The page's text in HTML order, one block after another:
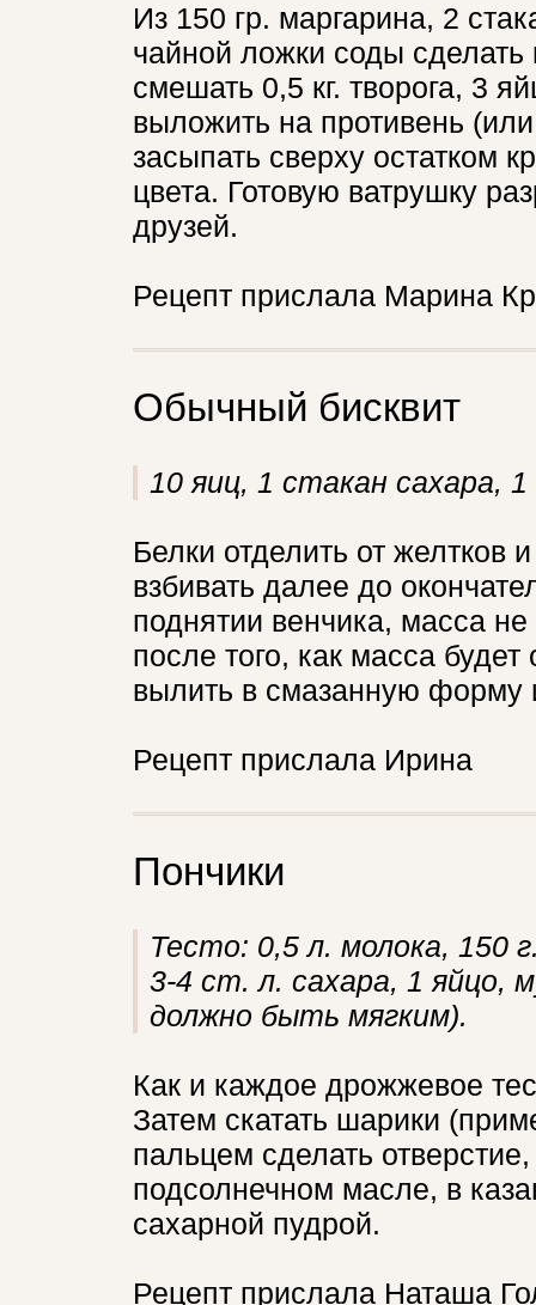
Из 150 гр. маргарина, 2
чайной ложки соды
смешать 0,5 кг. творога, 3
выложить на противень
засыпать сверху остатком
цвета. Готовую ватрушку
друзей.
Рецепт прислала Марина
Обычный бисквит
10 яиц, 1 стакан сахара,
Белки отделить от желтков
взбивать далее до
поднятии венчика, масса
после того, как масса
вылить в смазанную форму
Рецепт прислала Ирина
Пончики
Тесто: 0,5 л. молока, 150
3-4 ст. л. сахара, 1 яйцо,
должно быть мягким).
Как и каждое дрожжевое
Затем скатать шарики
пальцем сделать
подсолнечном масле, в
сахарной пудрой.
Рецепт прислала Наташа